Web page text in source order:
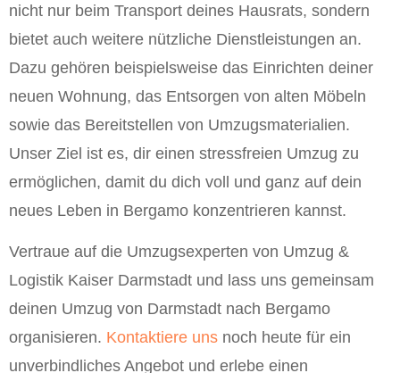
nicht nur beim Transport deines Hausrats, sondern
bietet auch weitere nützliche Dienstleistungen an.
Dazu gehören beispielsweise das Einrichten deiner
neuen Wohnung, das Entsorgen von alten Möbeln
sowie das Bereitstellen von Umzugsmaterialien.
Unser Ziel ist es, dir einen stressfreien Umzug zu
ermöglichen, damit du dich voll und ganz auf dein
neues Leben in Bergamo konzentrieren kannst.
Vertraue auf die Umzugsexperten von Umzug &
Logistik Kaiser Darmstadt und lass uns gemeinsam
deinen Umzug von Darmstadt nach Bergamo
organisieren. Kontaktiere uns noch heute für ein
unverbindliches Angebot und erlebe einen